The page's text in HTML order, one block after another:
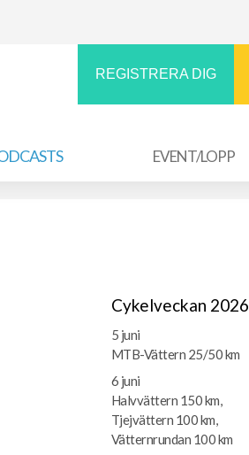
REGISTRERA DIG
EVENT/LOPP
Cykelveckan 2026
5 juni
MTB-Vättern 25/50 km
6 juni
Halvvättern 150 km,
Tjejvättern 100 km,
Vätternrundan 100 km